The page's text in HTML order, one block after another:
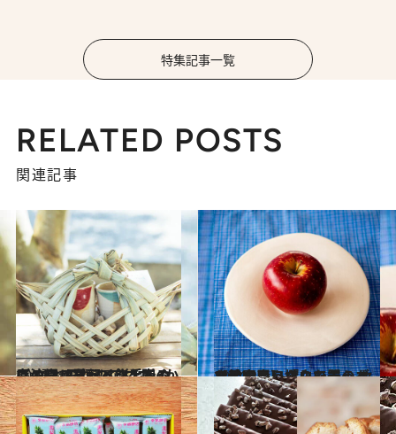
特集記事一覧
RELATED POSTS
関連記事
2024.2.7
【沖縄で買うべき手みやげ4選】石垣のアロマ、かご、幸せを配る餅…南の島の“ものづくり”を贈る
ライフスタイル 2024.2.8
【韓国・ソウルで買うべき手土産】搾りたてのゴマ油を買うならここ！ センスのいい「白い器」もおすすめ
ライフスタイル